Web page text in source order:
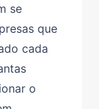
se
que
cada
o